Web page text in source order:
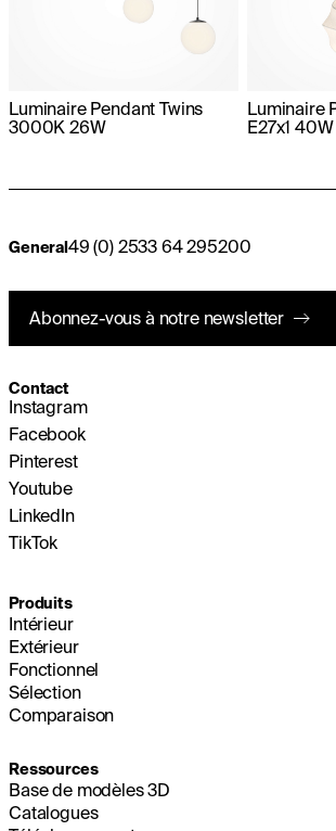
Luminaire Pendant Twins
3000K 26W
Luminaire
E27x1 40W
General49 (0) 2533 64 295200
Abonnez-vous à notre newsletter
Contact
Instagram
Facebook
Pinterest
Youtube
LinkedIn
TikTok
Produits
Intérieur
Extérieur
Fonctionnel
Sélection
Comparaison
Ressources
Base de modèles 3D
Catalogues